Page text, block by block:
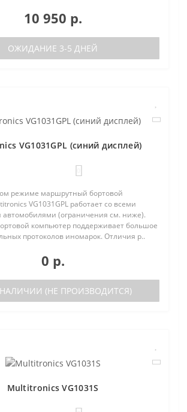
10 950 р.
ОЖИДАНИЕ 3-5 ДНЕЙ
VG1031GPL (синий дисплей)
режиме маршрутный бортовой
VG1031GPL работает со всеми
(ограничения см. ниже).
компьютер поддерживает большое
протоколов иномарок. Отличия р..
0 р.
(НЕ ПРОИЗВОДИТСЯ)
Multitronics VG1031S